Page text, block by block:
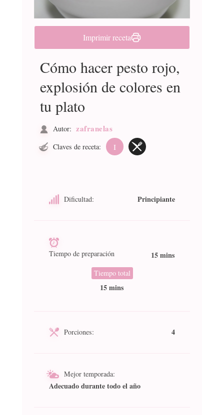
Imprimir receta
Cómo hacer pesto rojo,
explosión de colores en
tu plato
Autor: zafranelas
Claves de receta: I
Dificultad: Principiante
Tiempo de preparación 15 mins
Tiempo total
15 mins
Porciones: 4
Mejor temporada:
Adecuado durante todo el año